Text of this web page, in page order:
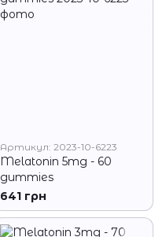
Артикул: 2023-10-6223
Melatonin 5mg - 60
gummies
641 грн